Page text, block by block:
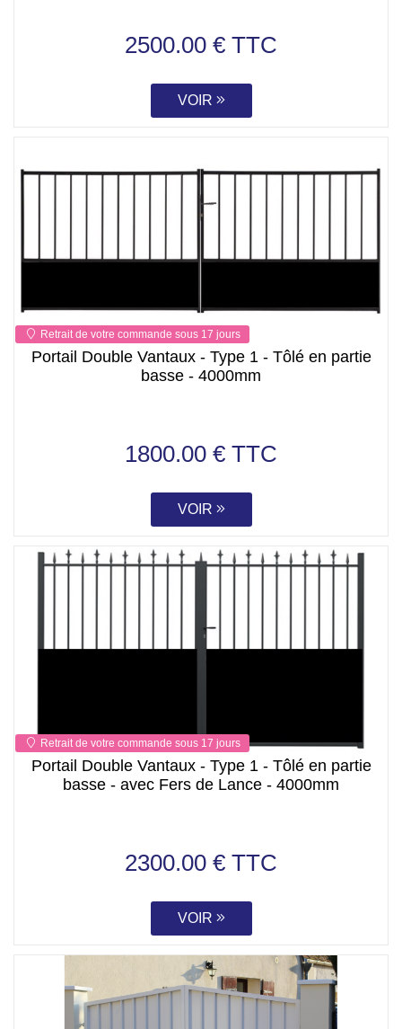
2500.00 € TTC
VOIR
Retrait de votre commande sous 17 jours
Portail Double Vantaux - Type 1 - Tôlé en partie
basse - 4000mm
1800.00 € TTC
VOIR
Retrait de votre commande sous 17 jours
Portail Double Vantaux - Type 1 - Tôlé en partie
basse - avec Fers de Lance - 4000mm
2300.00 € TTC
VOIR